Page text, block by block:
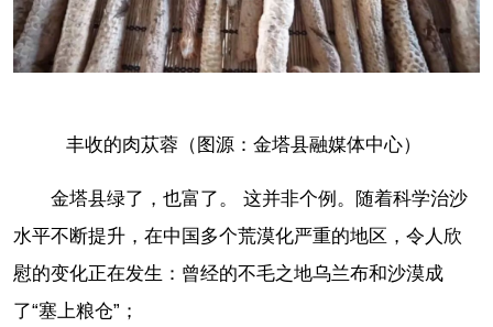
丰收的肉苁蓉（图源：金塔县融媒体中心）
金塔县绿了，也富了。 这并非个例。随着科学治沙
水平不断提升，在中国多个荒漠化严重的地区，令人欣
慰的变化正在发生：曾经的不毛之地乌兰布和沙漠成
了“塞上粮仓”；